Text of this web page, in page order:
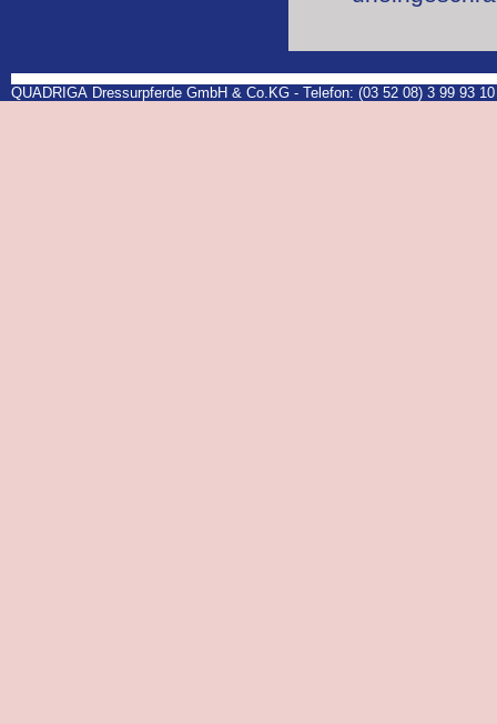
QUADRIGA Dressurpferde GmbH & Co.KG - Telefon: (03 52 08) 3 99 93 10